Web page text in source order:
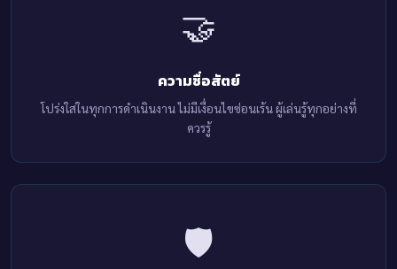
🤝
ความซื่อสัตย์
โปร่งใสในทุกการดำเนินงาน ไม่มีเงื่อนไขซ่อนเร้น ผู้เล่นรู้ทุกอย่างที่
ควรรู้
🛡️